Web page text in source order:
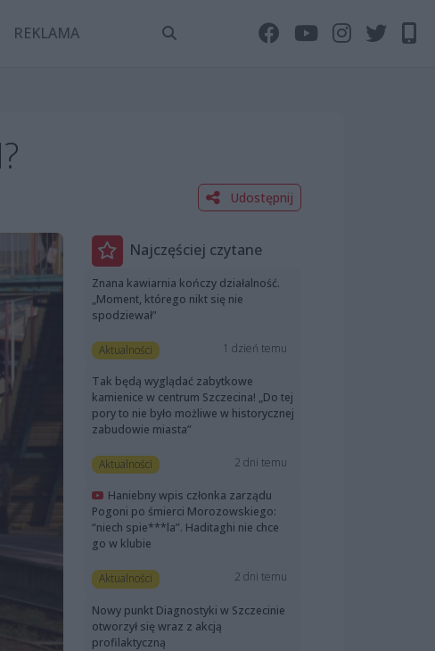
REKLAMA
Udostępnij
Najczęściej czytane
Znana kawiarnia kończy działalność.
„Moment, którego nikt się nie
spodziewał”
Aktualności 1 dzień temu
Tak będą wyglądać zabytkowe
kamienice w centrum Szczecina! „Do tej
pory to nie było możliwe w historycznej
zabudowie miasta”
Aktualności 2 dni temu
Haniebny wpis członka zarządu
Pogoni po śmierci Morozowskiego:
“niech spie***la”. Haditaghi nie chce
go w klubie
Aktualności 2 dni temu
Nowy punkt Diagnostyki w Szczecinie
otworzył się wraz z akcją
profilaktyczną